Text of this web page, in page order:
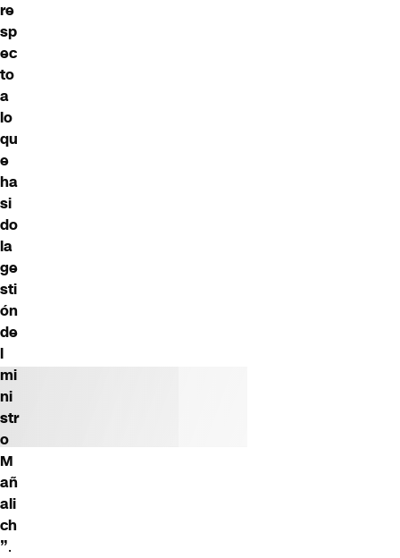
re
sp
ec
to
a
lo
qu
e
ha
si
do
la
ge
sti
ón
de
l
mi
ni
str
o
M
añ
ali
ch
”.